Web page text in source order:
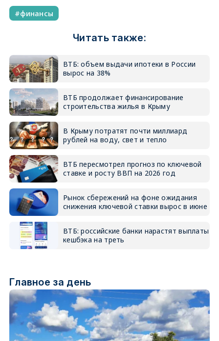
финансы
Читать также:
ВТБ: объем выдачи ипотеки в России
вырос на 38%
ВТБ продолжает финансирование
строительства жилья в Крыму
В Крыму потратят почти миллиард
рублей на воду, свет и тепло
ВТБ пересмотрел прогноз по ключевой
ставке и росту ВВП на 2026 год
Рынок сбережений на фоне ожидания
снижения ключевой ставки вырос в июне
ВТБ: российские банки нарастят выплаты
кешбэка на треть
Главное за день